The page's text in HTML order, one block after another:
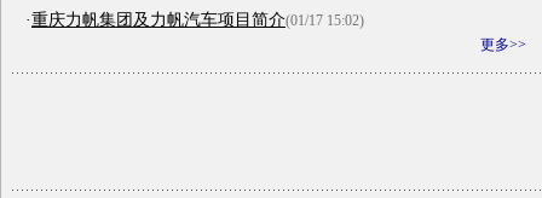
·重庆力帆集团及力帆汽车项目简介(01/17 15:02)
更多>>